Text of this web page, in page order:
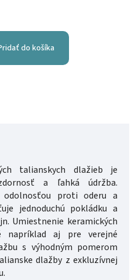
do košíka
talianskych dlažieb je
a ľahká údržba.
odolnosťou proti oderu a
jednoduchú pokládku a
Umiestnenie keramických
napríklad aj pre verejné
s výhodným pomerom
dlažby z exkluzívnej